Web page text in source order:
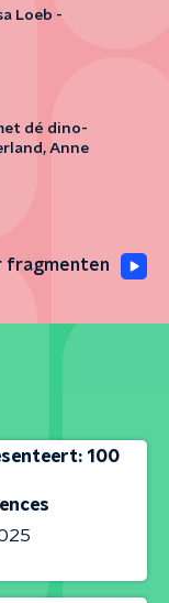
Loeb -
dé dino-
Anne
fragmenten
100